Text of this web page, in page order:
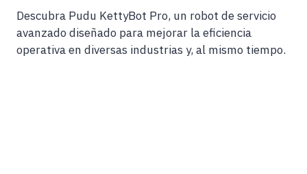
Descubra Pudu KettyBot Pro, un robot de servicio
avanzado diseñado para mejorar la eficiencia
operativa en diversas industrias y, al mismo tiempo.